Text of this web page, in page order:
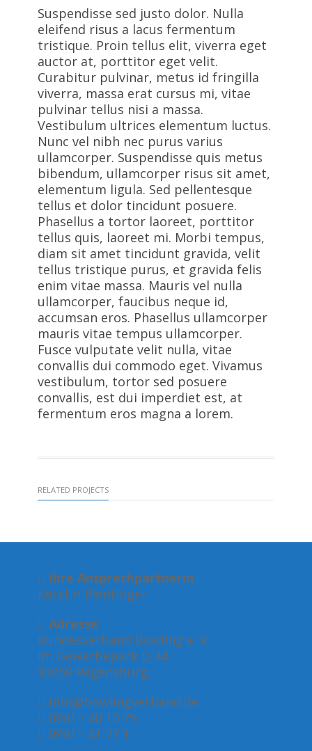
Suspendisse sed justo dolor. Nulla
eleifend risus a lacus fermentum
tristique. Proin tellus elit, viverra eget
auctor at, porttitor eget velit.
Curabitur pulvinar, metus id fringilla
viverra, massa erat cursus mi, vitae
pulvinar tellus nisi a massa.
Vestibulum ultrices elementum luctus.
Nunc vel nibh nec purus varius
ullamcorper. Suspendisse quis metus
bibendum, ullamcorper risus sit amet,
elementum ligula. Sed pellentesque
tellus et dolor tincidunt posuere.
Phasellus a tortor laoreet, porttitor
tellus quis, laoreet mi. Morbi tempus,
diam sit amet tincidunt gravida, velit
tellus tristique purus, et gravida felis
enim vitae massa. Mauris vel nulla
ullamcorper, faucibus neque id,
accumsan eros. Phasellus ullamcorper
mauris vitae tempus ullamcorper.
Fusce vulputate velit nulla, vitae
convallis dui commodo eget. Vivamus
vestibulum, tortor sed posuere
convallis, est dui imperdiet est, at
fermentum eros magna a lorem.
RELATED PROJECTS
Ihre Ansprechpartnerin
Kerstin Plentinger
Adresse
Bundesverband Bowling e. V.
Im Gewerbepark D 44
93059 Regensburg
info@bowlingverband.de
0941 - 40 10 79
0941 - 41 77 1